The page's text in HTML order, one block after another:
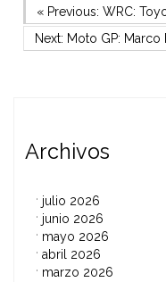
Navegación
de
Previous Post
« Previous: WRC:
Next Post
Next: Moto GP:
Archivos
julio 2026
junio 2026
mayo 2026
abril 2026
marzo 2026